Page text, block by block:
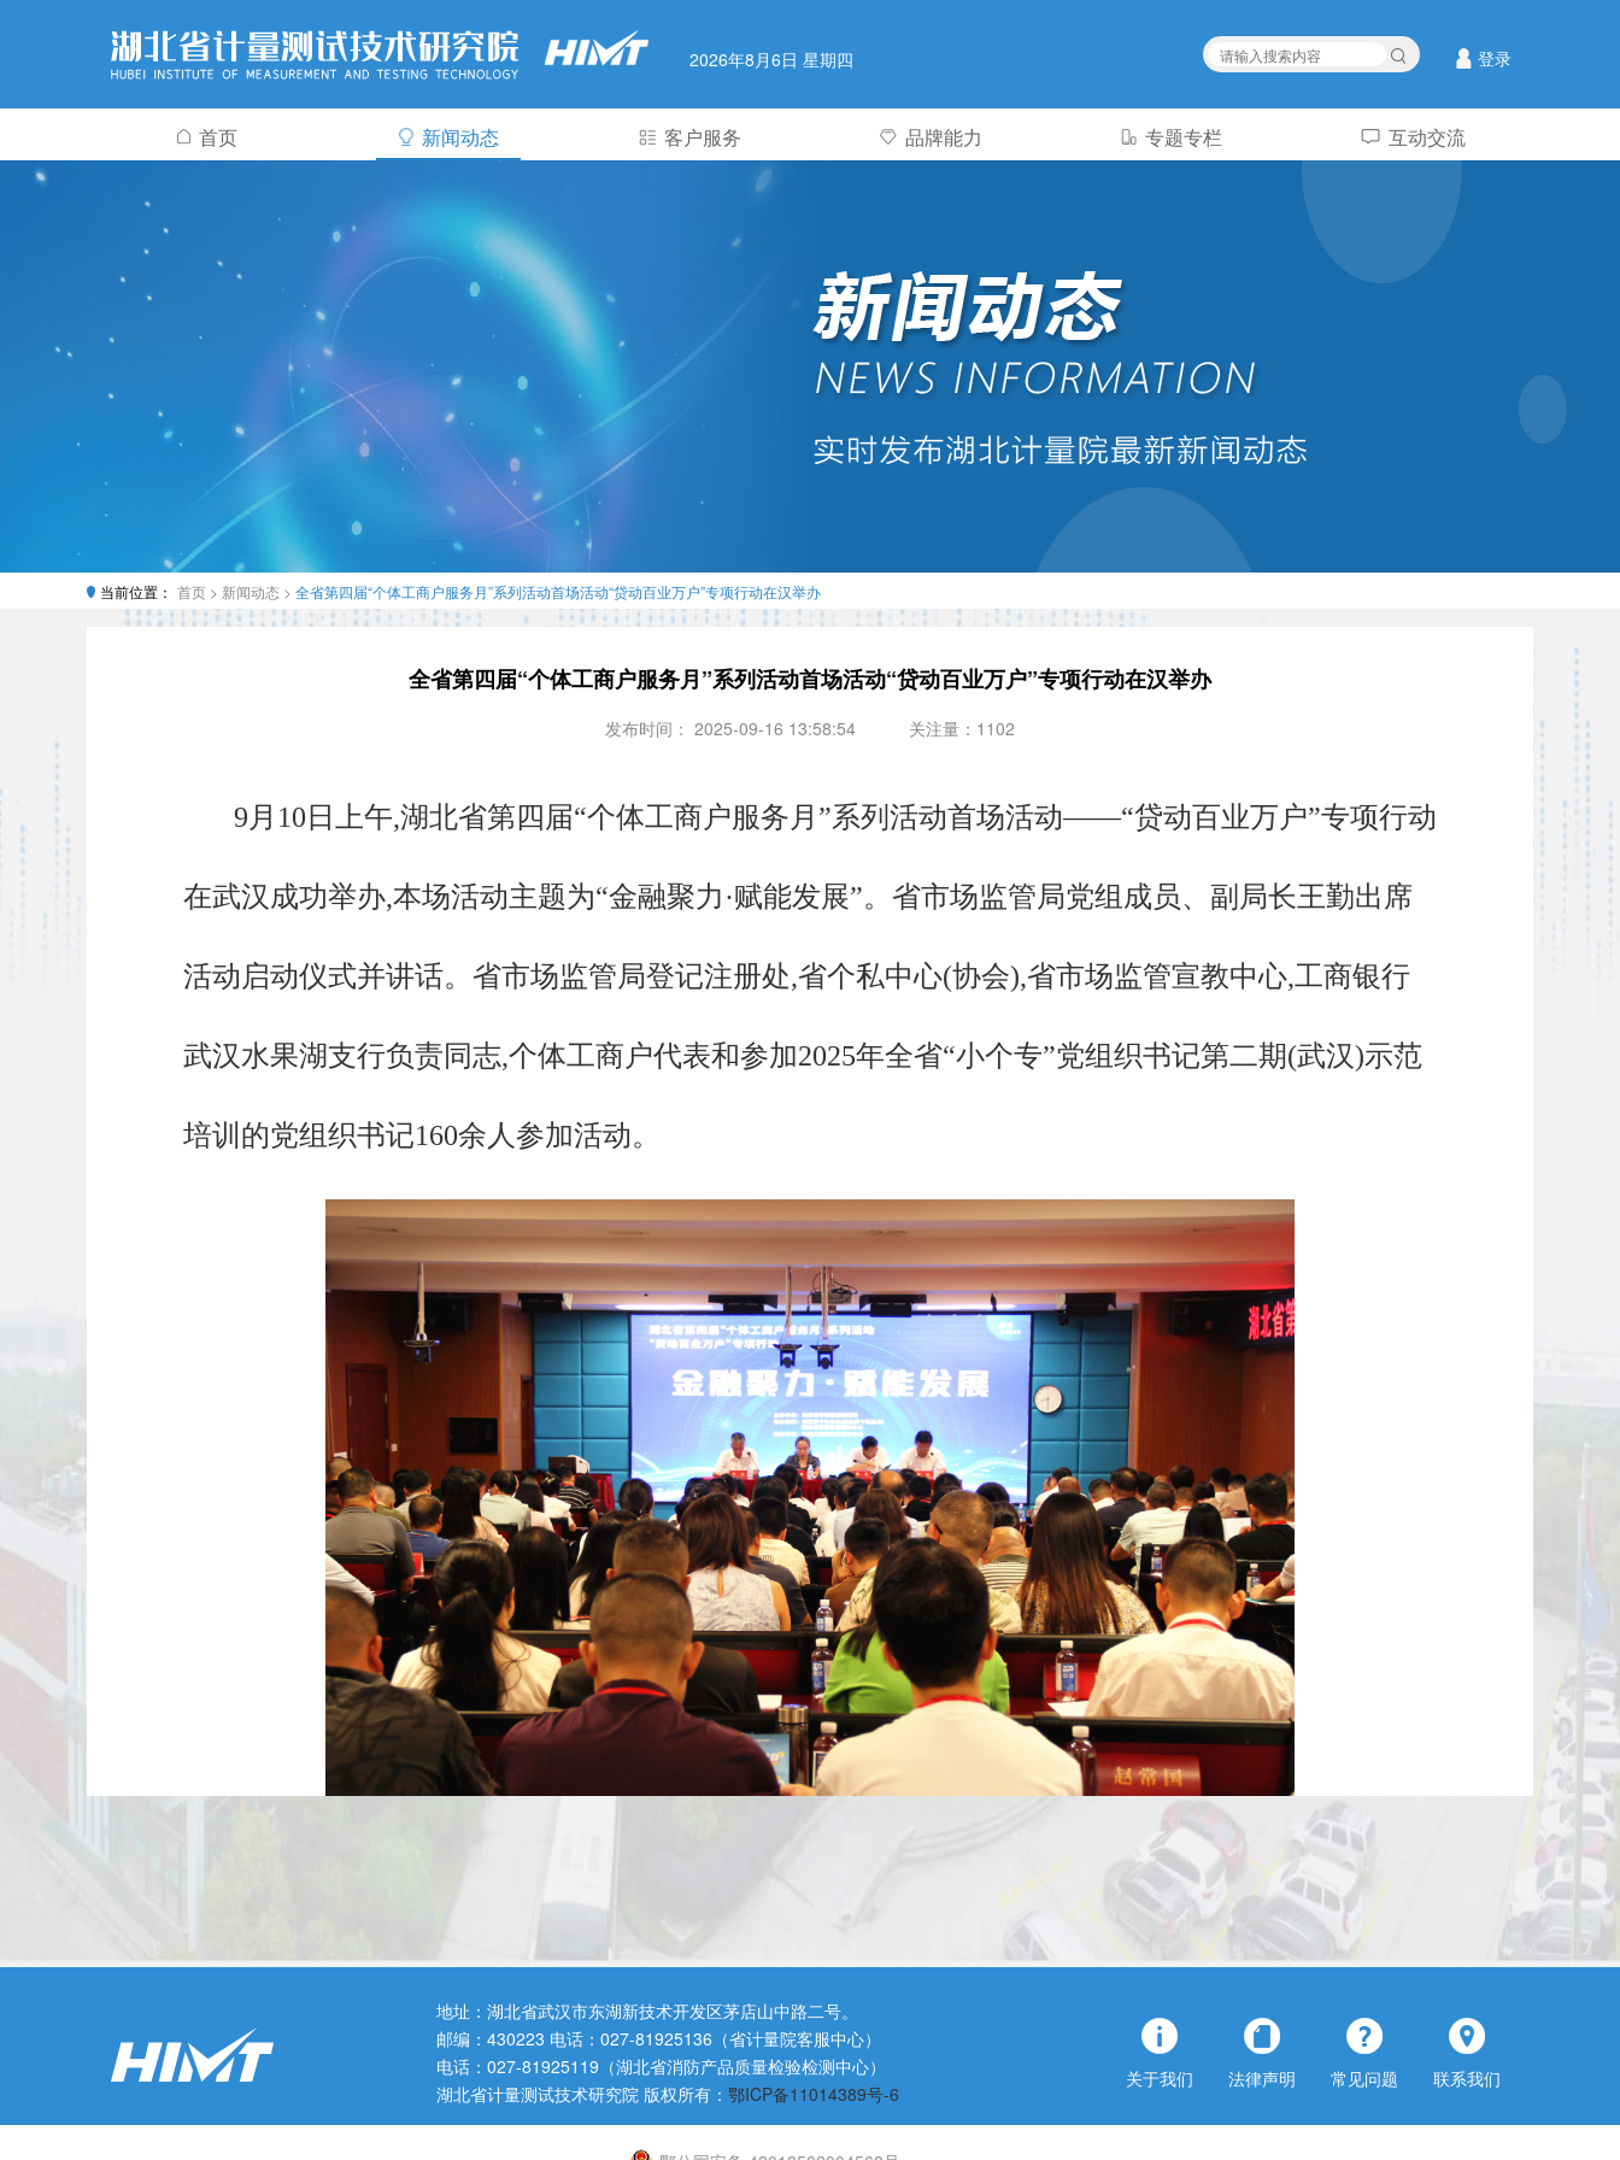
2026年8月6日 星期四 登录
首页 新闻动态 客户服务 品牌能力 专题专栏 互动交流
当前位置： 首页 > 新闻动态 > 全省第四届“个体工商户服务月”系列活动首场活动“贷动百业万户”专项行动在汉举办
全省第四届“个体工商户服务月”系列活动首场活动“贷动百业万户”专项行动在汉举办
发布时间： 2025-09-16 13:58:54 关注量：1102
9月10日上午,湖北省第四届“个体工商户服务月”系列活动首场活动——“贷动百业万户”专项行动
在武汉成功举办,本场活动主题为“金融聚力·赋能发展”。省市场监管局党组成员、副局长王勤出席
活动启动仪式并讲话。省市场监管局登记注册处,省个私中心(协会),省市场监管宣教中心,工商银行
武汉水果湖支行负责同志,个体工商户代表和参加2025年全省“小个专”党组织书记第二期(武汉)示范
培训的党组织书记160余人参加活动。
王勤在讲话中指出,近年来全省市场监管部门坚持法治护航,努力推动个体工商户发展环境优化;
坚持改革赋能,努力为个体工商户发展加油助跑,推进“个转企”高效办成一件事改革;坚持创新服务,努
力满足个体工商户多元发展需求,建成并应用“荆楚个体通”“一站式”服务平台;坚持协同聚力,努力完
地址：湖北省武汉市东湖新技术开发区茅店山中路二号。
邮编：430223 电话：027-81925136（省计量院客服中心）
电话：027-81925119（湖北省消防产品质量检验检测中心）
湖北省计量测试技术研究院 版权所有： 鄂ICP备11014389号-6
关于我们 法律声明 常见问题 联系我们